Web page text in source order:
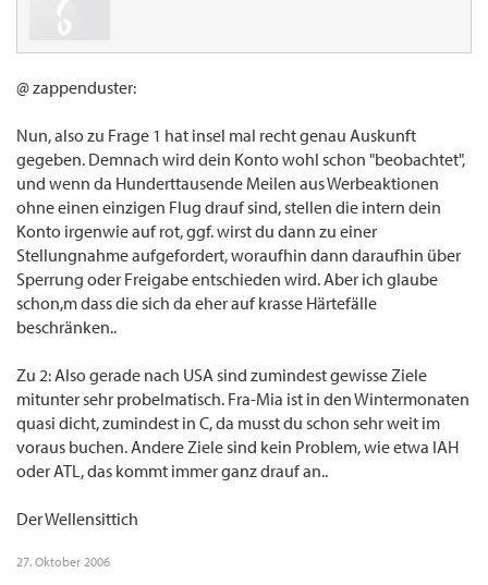
@ zappenduster:
Nun, also zu Frage 1 hat insel mal recht genau Auskunft
gegeben. Demnach wird dein Konto wohl schon "beobachtet",
und wenn da Hunderttausende Meilen aus Werbeaktionen
ohne einen einzigen Flug drauf sind, stellen die intern dein
Konto irgenwie auf rot, ggf. wirst du dann zu einer
Stellungnahme aufgefordert, woraufhin dann daraufhin über
Sperrung oder Freigabe entschieden wird. Aber ich glaube
schon,m dass die sich da eher auf krasse Härtefälle
beschränken..
Zu 2: Also gerade nach USA sind zumindest gewisse Ziele
mitunter sehr probelmatisch. Fra-Mia ist in den Wintermonaten
quasi dicht, zumindest in C, da musst du schon sehr weit im
voraus buchen. Andere Ziele sind kein Problem, wie etwa IAH
oder ATL, das kommt immer ganz drauf an..
Der Wellensittich
27. Oktober 2006